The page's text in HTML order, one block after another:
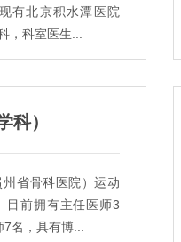
有北京积水潭医院
，科室医生...
科）
省骨科医院）运动
目前拥有主任医师3
名，具有博...